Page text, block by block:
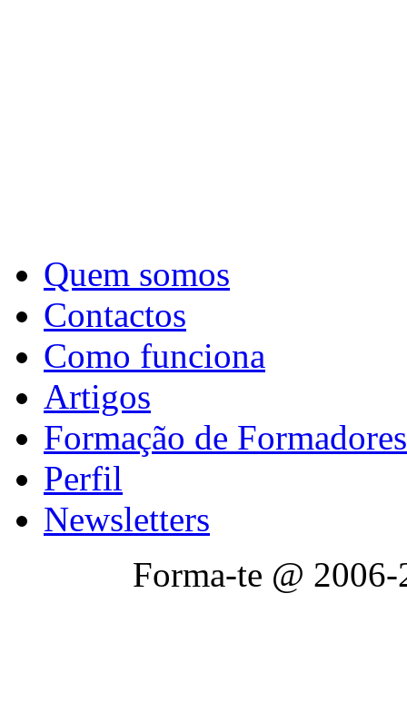
Quem somos
Contactos
Como funciona
Artigos
Formação de Formadores
Perfil
Newsletters
Forma-te @